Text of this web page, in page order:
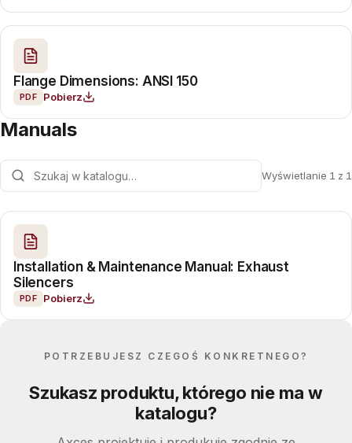
Flange Dimensions: ANSI 150
PDF Pobierz
Manuals
Wyświetlanie 1 z 1
Installation & Maintenance Manual: Exhaust
Silencers
PDF Pobierz
POTRZEBUJESZ CZEGOŚ KONKRETNEGO?
Szukasz produktu, którego nie ma w
katalogu?